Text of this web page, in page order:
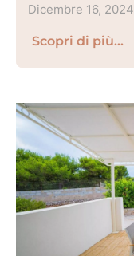
Dicembre 16, 2024
Scopri di più...